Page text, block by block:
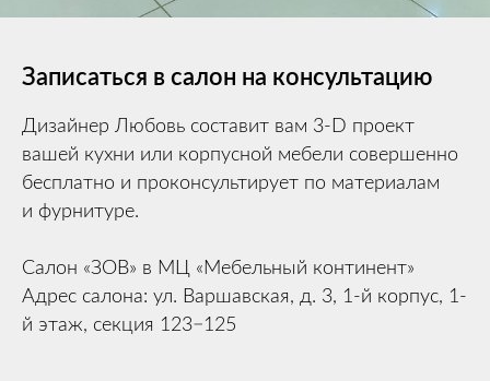
Записаться в салон на консультацию
Дизайнер Любовь составит вам 3-D проект
вашей кухни или корпусной мебели совершенно
бесплатно и проконсультирует по материалам
и фурнитуре.
Салон «ЗОВ» в МЦ «Мебельный континент»
Адрес салона: ул. Варшавская, д. 3, 1-й корпус, 1-
й этаж, секция 123−125